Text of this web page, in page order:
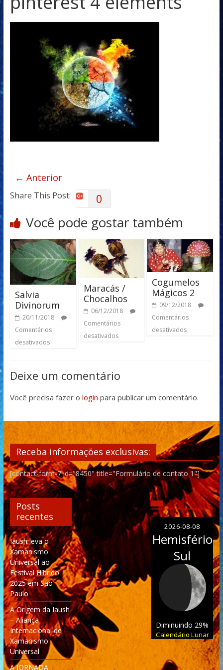
← Anterior
Share This Post: 0
Você pode gostar também
Salvia
Divinorum
20/11/2018
Comentários
desativados
Maracás /
Chocalhos
06/12/2018
Comentários
desativados
Cogumelos
Mágicos 2
09/12/2018
Comentários
desativados
Deixe um comentário
Você precisa fazer o login para publicar um comentário.
Receba informações exclusivas:
[contact-form-7 id="8450" title="Formulário de contato 1"]
Posts
recentes
Iaush leva o
Xamanismo
Universal ao
Festival Híbrido
2025 em São
Paulo
A Origem da Iaush
– Aliança
Internacional de
Xamanismo
Universal
A JORNADA
2026-08-08
Hemisfério
Sul
Diminuindo 29%
Calendário Lunar